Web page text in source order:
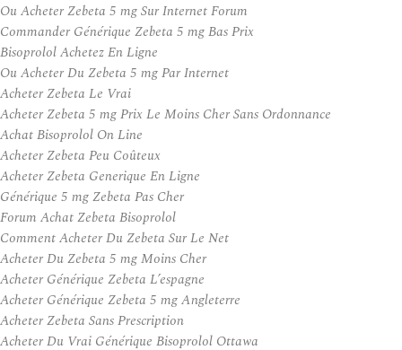
Ou Acheter Zebeta 5 mg Sur Internet Forum
Commander Générique Zebeta 5 mg Bas Prix
Bisoprolol Achetez En Ligne
Ou Acheter Du Zebeta 5 mg Par Internet
Acheter Zebeta Le Vrai
Acheter Zebeta 5 mg Prix Le Moins Cher Sans Ordonnance
Achat Bisoprolol On Line
Acheter Zebeta Peu Coûteux
Acheter Zebeta Generique En Ligne
Générique 5 mg Zebeta Pas Cher
Forum Achat Zebeta Bisoprolol
Comment Acheter Du Zebeta Sur Le Net
Acheter Du Zebeta 5 mg Moins Cher
Acheter Générique Zebeta L’espagne
Acheter Générique Zebeta 5 mg Angleterre
Acheter Zebeta Sans Prescription
Acheter Du Vrai Générique Bisoprolol Ottawa